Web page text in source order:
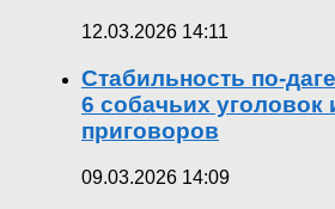
12.03.2026 14:11
Стабильность по-
6 собачьих уголовок
приговоров
09.03.2026 14:09